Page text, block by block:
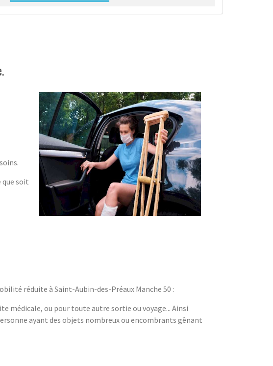
que soit
réduite à Saint-Aubin-des-Préaux Manche 50 :
médicale, ou pour toute autre sortie ou voyage... Ainsi
ayant des objets nombreux ou encombrants gênant